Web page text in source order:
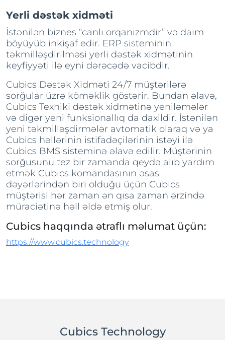
Yerli dəstək xidməti
İstənilən biznes “canlı orqanizmdir” və daim
böyüyüb inkişaf edir. ERP sisteminin
təkmilləşdirilməsi yerli dəstək xidmətinin
keyfiyyəti ilə eyni dərəcədə vacibdir.
Cubics Dəstək Xidməti 24/7 müştərilərə
sorğular üzrə köməklik göstərir. Bundan əlavə,
Cubics Texniki dəstək xidmətinə yeniləmələr
və digər yeni funksionallıq da daxildir. İstənilən
yeni təkmilləşdirmələr avtomatik olaraq və ya
Cubics həllərinin istifadəçilərinin istəyi ilə
Cubics BMS sisteminə əlavə edilir. Müştərinin
sorğusunu tez bir zamanda qeydə alıb yardım
etmək Cubics komandasının əsas
dəyərlərindən biri olduğu üçün Cubics
müştərisi hər zaman ən qısa zaman ərzində
müraciətinə həll əldə etmiş olur.
Cubics haqqında ətraflı məlumat üçün:
https://www.cubics.technology
Cubics Technology